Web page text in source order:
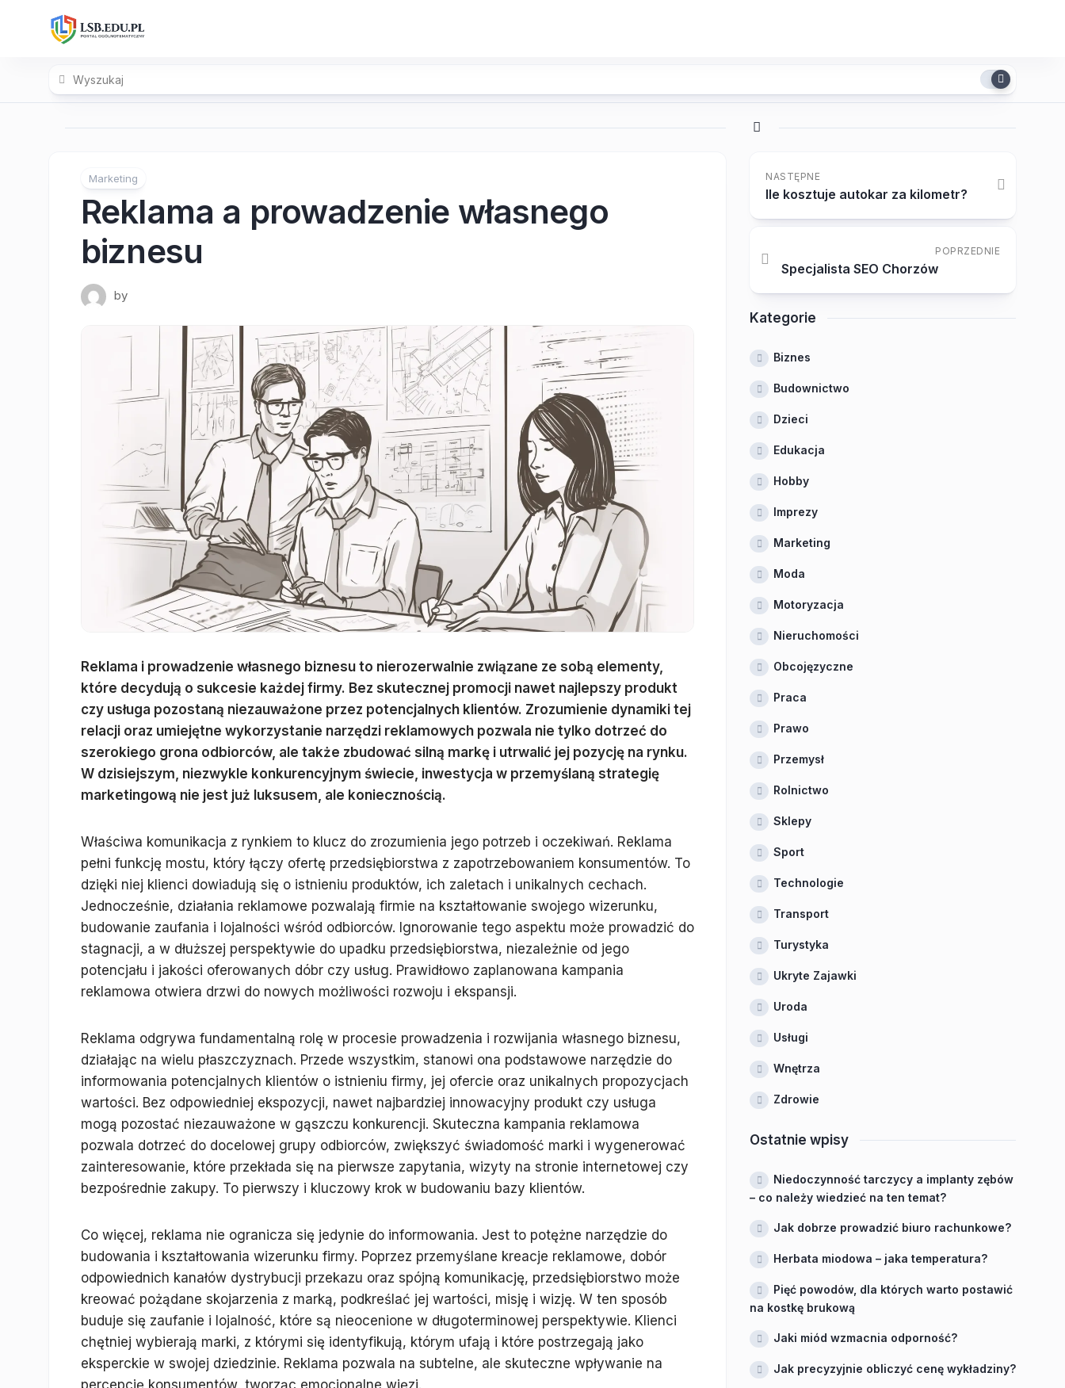
Marketing
Reklama a prowadzenie własnego
biznesu
by
Reklama i prowadzenie własnego biznesu to nierozerwalnie związane ze sobą elementy,
które decydują o sukcesie każdej firmy. Bez skutecznej promocji nawet najlepszy produkt
czy usługa pozostaną niezauważone przez potencjalnych klientów. Zrozumienie dynamiki tej
relacji oraz umiejętne wykorzystanie narzędzi reklamowych pozwala nie tylko dotrzeć do
szerokiego grona odbiorców, ale także zbudować silną markę i utrwalić jej pozycję na rynku.
W dzisiejszym, niezwykle konkurencyjnym świecie, inwestycja w przemyślaną strategię
marketingową nie jest już luksusem, ale koniecznością.
Właściwa komunikacja z rynkiem to klucz do zrozumienia jego potrzeb i oczekiwań. Reklama
pełni funkcję mostu, który łączy ofertę przedsiębiorstwa z zapotrzebowaniem konsumentów. To
dzięki niej klienci dowiadują się o istnieniu produktów, ich zaletach i unikalnych cechach.
Jednocześnie, działania reklamowe pozwalają firmie na kształtowanie swojego wizerunku,
budowanie zaufania i lojalności wśród odbiorców. Ignorowanie tego aspektu może prowadzić do
stagnacji, a w dłuższej perspektywie do upadku przedsiębiorstwa, niezależnie od jego
potencjału i jakości oferowanych dóbr czy usług. Prawidłowo zaplanowana kampania
reklamowa otwiera drzwi do nowych możliwości rozwoju i ekspansji.
Reklama odgrywa fundamentalną rolę w procesie prowadzenia i rozwijania własnego biznesu,
działając na wielu płaszczyznach. Przede wszystkim, stanowi ona podstawowe narzędzie do
informowania potencjalnych klientów o istnieniu firmy, jej ofercie oraz unikalnych propozycjach
wartości. Bez odpowiedniej ekspozycji, nawet najbardziej innowacyjny produkt czy usługa
mogą pozostać niezauważone w gąszczu konkurencji. Skuteczna kampania reklamowa
pozwala dotrzeć do docelowej grupy odbiorców, zwiększyć świadomość marki i wygenerować
zainteresowanie, które przekłada się na pierwsze zapytania, wizyty na stronie internetowej czy
bezpośrednie zakupy. To pierwszy i kluczowy krok w budowaniu bazy klientów.
Co więcej, reklama nie ogranicza się jedynie do informowania. Jest to potężne narzędzie do
budowania i kształtowania wizerunku firmy. Poprzez przemyślane kreacje reklamowe, dobór
odpowiednich kanałów dystrybucji przekazu oraz spójną komunikację, przedsiębiorstwo może
kreować pożądane skojarzenia z marką, podkreślać jej wartości, misję i wizję. W ten sposób
buduje się zaufanie i lojalność, które są nieocenione w długoterminowej perspektywie. Klienci
chętniej wybierają marki, z którymi się identyfikują, którym ufają i które postrzegają jako
eksperckie w swojej dziedzinie. Reklama pozwala na subtelne, ale skuteczne wpływanie na
percepcję konsumentów, tworząc emocjonalne więzi.
NASTĘPNE
Ile kosztuje autokar za kilometr?
POPRZEDNIE
Specjalista SEO Chorzów
Kategorie
Biznes
Budownictwo
Dzieci
Edukacja
Hobby
Imprezy
Marketing
Moda
Motoryzacja
Nieruchomości
Obcojęzyczne
Praca
Prawo
Przemysł
Rolnictwo
Sklepy
Sport
Technologie
Transport
Turystyka
Ukryte Zajawki
Uroda
Usługi
Wnętrza
Zdrowie
Ostatnie wpisy
Niedoczynność tarczycy a implanty zębów
– co należy wiedzieć na ten temat?
Jak dobrze prowadzić biuro rachunkowe?
Herbata miodowa – jaka temperatura?
Pięć powodów, dla których warto postawić
na kostkę brukową
Jaki miód wzmacnia odporność?
Jak precyzyjnie obliczyć cenę wykładziny?